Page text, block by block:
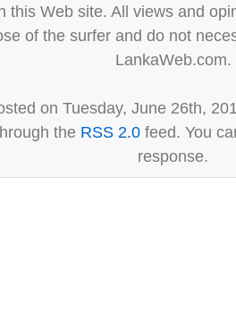
this Web site. All views and
of the surfer and do not
LankaWeb.com.
on Tuesday, June 26th,
the RSS 2.0 feed. You
response.